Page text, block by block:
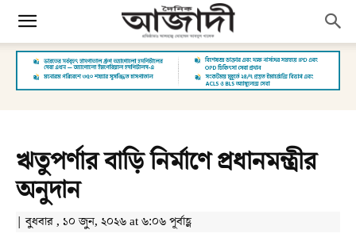
ঋতুপর্ণার বাড়ি নির্মাণে প্রধানমন্ত্রীর
অনুদান
| বুধবার , ১০ জুন, ২০২৬ at ৬:০৬ পূর্বাহ্ণ